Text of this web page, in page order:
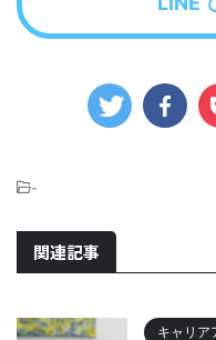
-
関連記事
キャリア